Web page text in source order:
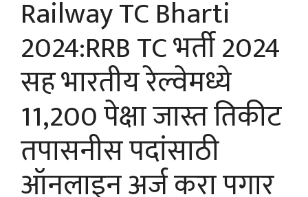
Railway TC Bharti
2024:RRB TC भर्ती 2024
सह भारतीय रेल्वेमध्ये
11,200 पेक्षा जास्त तिकीट
तपासनीस पदांसाठी
ऑनलाइन अर्ज करा पगार